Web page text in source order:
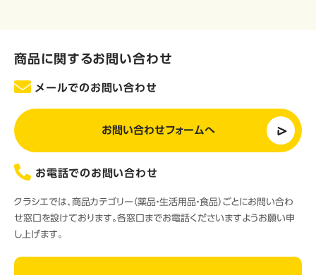
商品に関するお問い合わせ
メールでのお問い合わせ
お問い合わせフォームへ
お電話でのお問い合わせ
クラシエでは、商品カテゴリー（薬品・生活用品・食品）ごとにお問い合わ
せ窓口を設けております。各窓口までお電話くださいますようお願い申
し上げます。